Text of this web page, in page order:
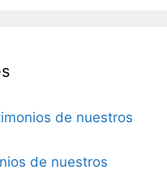
de nuestros
de nuestros